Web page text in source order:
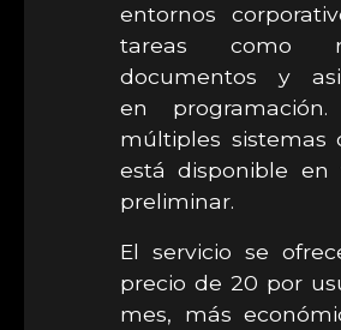
entornos
tareas como
documentos y
en programación.
múltiples sistemas
está disponible en
preliminar.
El servicio se
precio de 20 por
mes, más